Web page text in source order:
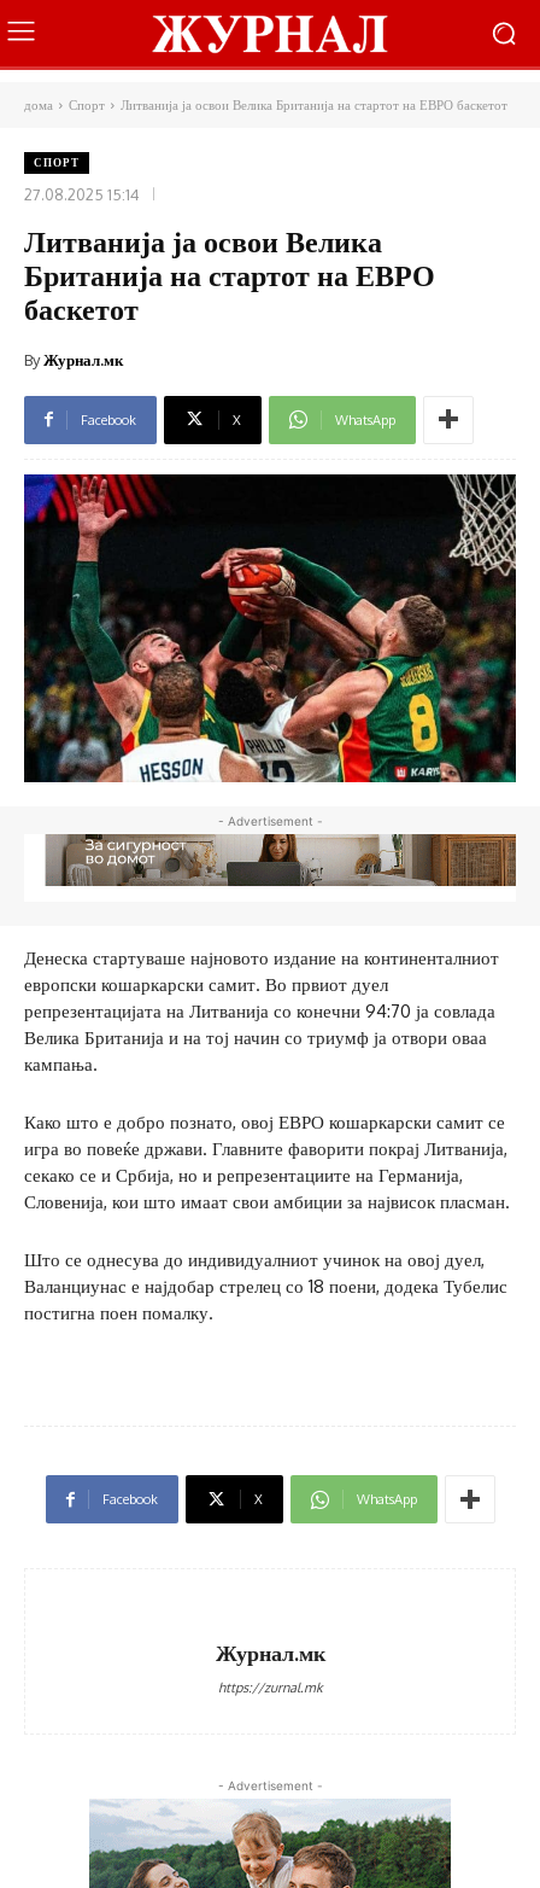
дома Спорт Литванија ја освои Велика Британија на стартот на ЕВРО баскетот
СПОРТ
27.08.2025 15:14
Литванија ја освои Велика
Британија на стартот на ЕВРО
баскетот
ByЖурнал.мк
Facebook X WhatsApp
- Advertisement -
Денеска стартуваше најновото издание на континенталниот
европски кошаркарски самит. Во првиот дуел
репрезентацијата на Литванија со конечни 94:70 ја совлада
Велика Британија и на тој начин со триумф ја отвори оваа
кампања.
Како што е добро познато, овој ЕВРО кошаркарски самит се
игра во повеќе држави. Главните фаворити покрај Литванија,
секако се и Србија, но и репрезентациите на Германија,
Словенија, кои што имаат свои амбиции за највисок пласман.
Што се однесува до индивидуалниот учинок на овој дуел,
Валанциунас е најдобар стрелец со 18 поени, додека Тубелис
постигна поен помалку.
Facebook X WhatsApp
Журнал.мк
https://zurnal.mk
- Advertisement -